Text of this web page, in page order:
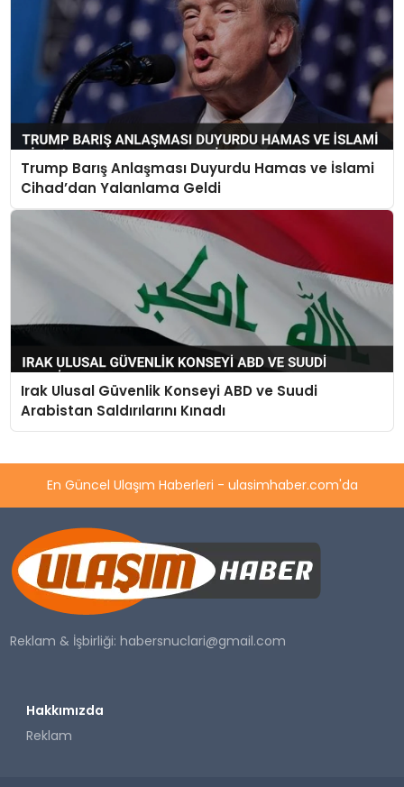
Trump Barış Anlaşması Duyurdu Hamas ve İslami
Cihad’dan Yalanlama Geldi
Irak Ulusal Güvenlik Konseyi ABD ve Suudi
Arabistan Saldırılarını Kınadı
En Güncel Ulaşım Haberleri - ulasimhaber.com'da
Reklam & İşbirliği:habersnuclari@gmail.com
Hakkımızda
Reklam